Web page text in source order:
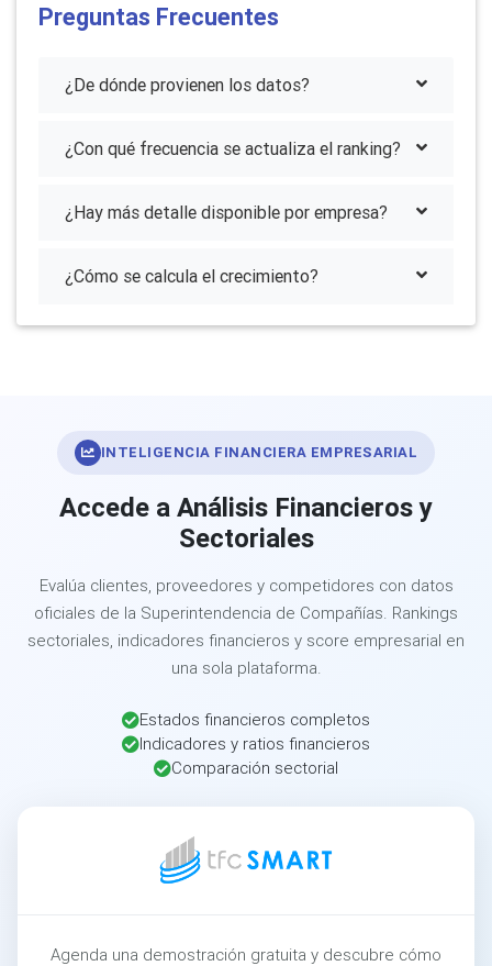
Preguntas Frecuentes
¿De dónde provienen los datos?
¿Con qué frecuencia se actualiza el ranking?
¿Hay más detalle disponible por empresa?
¿Cómo se calcula el crecimiento?
INTELIGENCIA FINANCIERA EMPRESARIAL
Accede a Análisis Financieros y
Sectoriales
Evalúa clientes, proveedores y competidores con datos
oficiales de la Superintendencia de Compañías. Rankings
sectoriales, indicadores financieros y score empresarial en
una sola plataforma.
Estados financieros completos
Indicadores y ratios financieros
Comparación sectorial
Agenda una demostración gratuita y descubre cómo